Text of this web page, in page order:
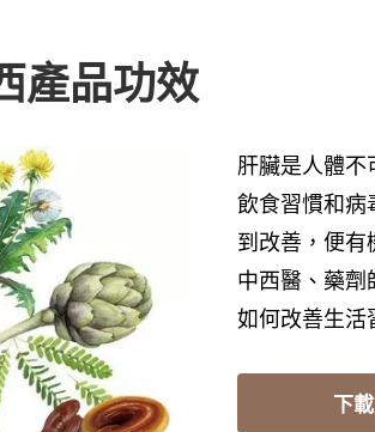
產品功效
肝臟是人體
飲食習慣和病
到改善，便有
中西醫、藥
如何改善生活
下